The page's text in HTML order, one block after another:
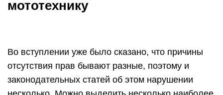
мототехнику
Во вступлении уже было сказано, что причины
отсутствия прав бывают разные, поэтому и
законодательных статей об этом нарушении